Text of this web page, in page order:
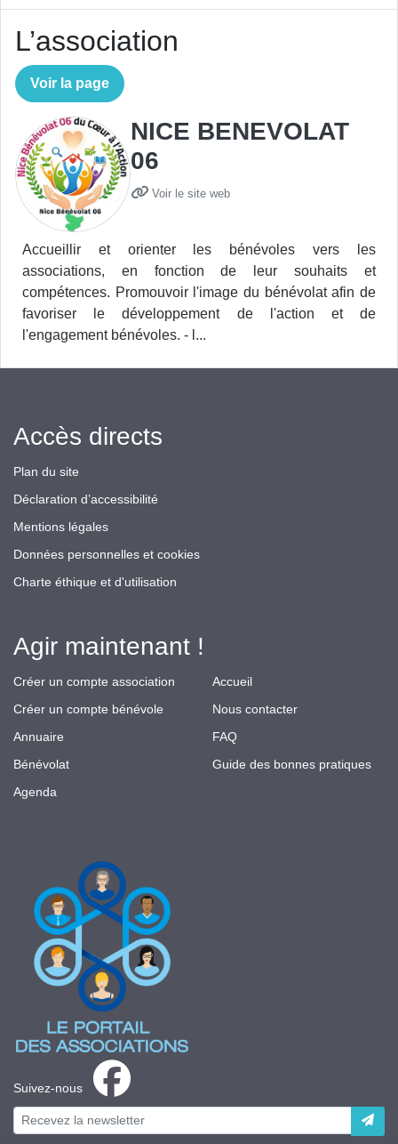
L’association
Voir la page
NICE BENEVOLAT
06
Voir le site web
Accueillir et orienter les bénévoles vers les
associations, en fonction de leur souhaits et
compétences. Promouvoir l'image du bénévolat afin de
favoriser le développement de l'action et de
l'engagement bénévoles. - l...
Suivez-nous
Accès directs
Plan du site
Déclaration d’accessibilité
Mentions légales
Données personnelles et cookies
Charte éthique et d'utilisation
Agir maintenant !
Créer un compte association
Créer un compte bénévole
Annuaire
Bénévolat
Agenda
Accueil
Nous contacter
FAQ
Guide des bonnes pratiques